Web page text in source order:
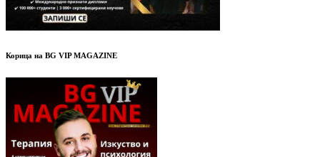
Корица на BG VIP MAGAZINE